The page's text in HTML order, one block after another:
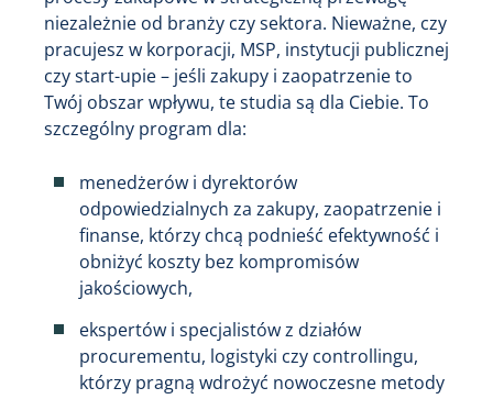
niezależnie od branży czy sektora. Nieważne, czy
pracujesz w korporacji, MSP, instytucji publicznej
czy start-upie – jeśli zakupy i zaopatrzenie to
Twój obszar wpływu, te studia są dla Ciebie. To
szczególny program dla:
menedżerów i dyrektorów
odpowiedzialnych za zakupy, zaopatrzenie i
finanse, którzy chcą podnieść efektywność i
obniżyć koszty bez kompromisów
jakościowych,
ekspertów i specjalistów z działów
procurementu, logistyki czy controllingu,
którzy pragną wdrożyć nowoczesne metody